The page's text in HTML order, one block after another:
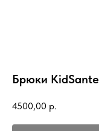
Брюки KidSante
4500,00 р.